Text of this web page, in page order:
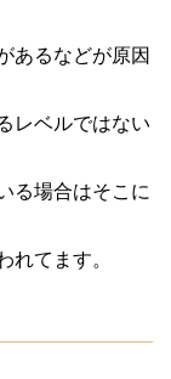
あるなどが原因
レベルではない
る場合はそこに
れてます。